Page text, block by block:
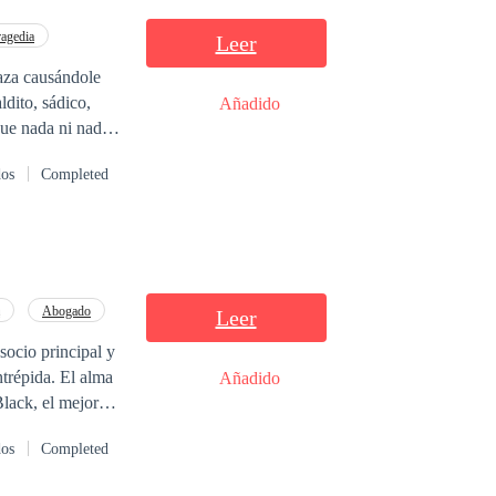
causándole
sádico,
nada ni nadie
Completed
Leer
Añadido
Abogado
principal y
El alma
el mejor
ha desafiado
Completed
Leer
Añadido